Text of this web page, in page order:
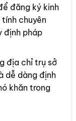
đăng ký kinh
chuyên
định pháp
địa chỉ trụ sở
dễ dàng định
khăn trong